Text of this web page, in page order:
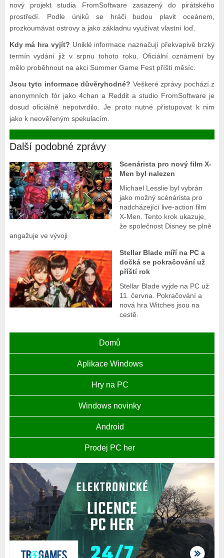
nový projekt studia FromSoftware zasazený do pirátského
prostředí. Podle úniků se hráči budou plavit oceánem,
prozkoumávat ostrovy a jako základnu využívat vlastní loď.
Kdy má hra vyjít? Uniklé informace naznačují překvapivě brzký
termín vydání již v srpnu tohoto roku. Oficiální oznámení by
mělo proběhnout na akci Summer Game Fest příští měsíc.
Jsou tyto informace důvěryhodné? Veškeré zprávy pochází z
anonymních fór jako 4chan a Reddit a studio FromSoftware je
dosud oficiálně nepotvrdilo. Je proto nutné přistupovat k nim
jako k neověřeným spekulacím.
Další podobné zprávy
Scenárista pro nový film X-
Men byl nalezen
Michael Lesslie byl vybrán
jako možný scénárista pro
nadcházející live-action film
X-Men. Tento krok ukazuje,
že společnost Disney se plně
angažuje ve vývoji
Stellar Blade míří na PC a
dočká se pokračování už
příští rok
Stellar Blade vyjde na PC už
11. června. Pokračování a
nová hra Witches jsou na
cestě.
Domů
Aplikace Windows
Hry na PC
Windows novinky
Android
Prodej PC her